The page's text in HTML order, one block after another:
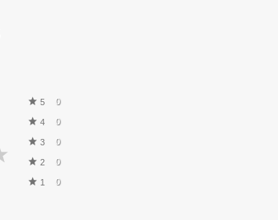
5 0
4 0
3 0
2 0
1 0